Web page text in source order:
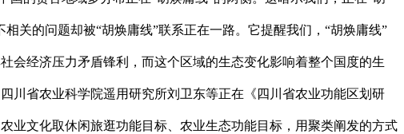
关的问题却被“胡焕庸线”联系正在一路。它提醒我们，“胡焕庸线”
会经济压力矛盾锋利，而这个区域的生态变化影响着整个国度的生
川省农业科学院遥用研究所刘卫东等正在《四川省农业功能区划研
业文化取休闲旅逛功能目标、农业生态功能目标，用聚类阐发的方式